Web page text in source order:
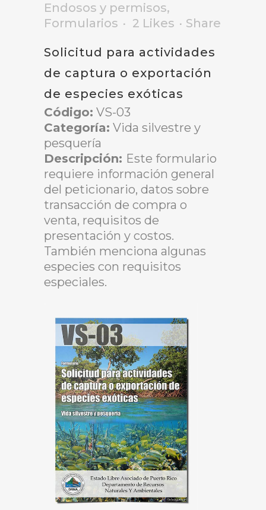
Endosos y permisos,
Formularios
2 Likes Share
Solicitud para actividades
de captura o exportación
de especies exóticas
Código: VS-03
Categoría: Vida silvestre y
pesquería
Descripción: Este formulario
requiere información general
del peticionario, datos sobre
transacción de compra o
venta, requisitos de
presentación y costos.
También menciona algunas
especies con requisitos
especiales.